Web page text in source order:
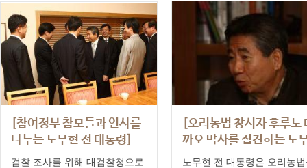
멸은 국민에 대한 모욕이다', '이
명박대통령님, 봉하마을 조용히
농사...
[참여정부 참모들과 인사를
나누는 노무현 전 대통령]
검찰 조사를 위해 대검찰청으로
[오리농법 창시자 후루노
까오 박사를 접견하는 노
현 전 대통령]
노무현 전 대통령은 오리농